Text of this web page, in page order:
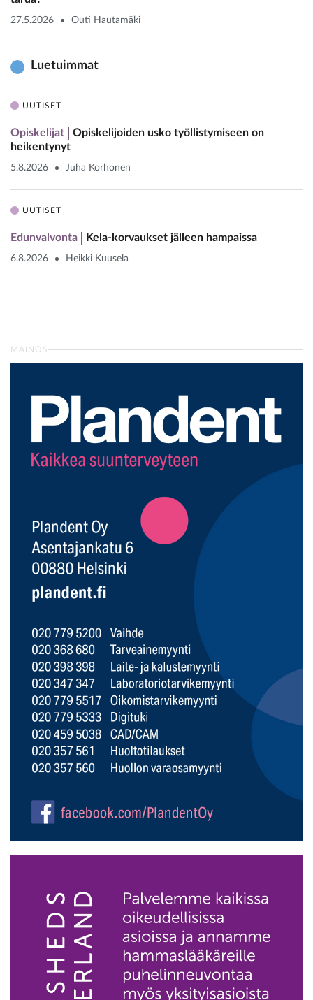
27.5.2026 Outi Hautamäki
Luetuimmat
UUTISET
Opiskelijat
Opiskelijoiden usko työllistymiseen on
heikentynyt
5.8.2026 Juha Korhonen
UUTISET
Edunvalvonta Kela-korvaukset jälleen hampaissa
6.8.2026 Heikki Kuusela
MAINOS